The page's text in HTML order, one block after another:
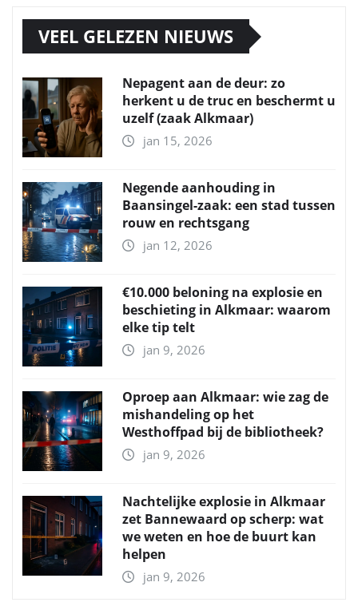
VEEL GELEZEN NIEUWS
Nepagent aan de deur: zo
herkent u de truc en beschermt u
uzelf (zaak Alkmaar)
jan 15, 2026
Negende aanhouding in
Baansingel-zaak: een stad tussen
rouw en rechtsgang
jan 12, 2026
€10.000 beloning na explosie en
beschieting in Alkmaar: waarom
elke tip telt
jan 9, 2026
Oproep aan Alkmaar: wie zag de
mishandeling op het
Westhoffpad bij de bibliotheek?
jan 9, 2026
Nachtelijke explosie in Alkmaar
zet Bannewaard op scherp: wat
we weten en hoe de buurt kan
helpen
jan 9, 2026